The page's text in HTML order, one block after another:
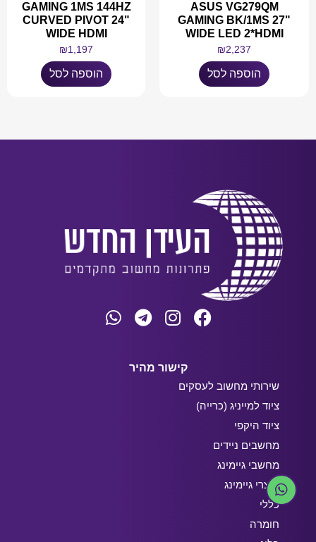
ASUS VG279QM
GAMING BK/1MS 27"
WIDE LED 2*HDMI
₪2,237
הוספה לסל
GAMING 1MS 144HZ
CURVED PIVOT 24"
WIDE HDMI
₪1,197
הוספה לסל
קישור מהיר
שירותי מחשוב לעסקים
ציוד למייניג (כרייה)
ציוד היקפי
מחשבים ניידים
מחשבי גיימינג
מוצרי גיימינג
כללי
חומרה